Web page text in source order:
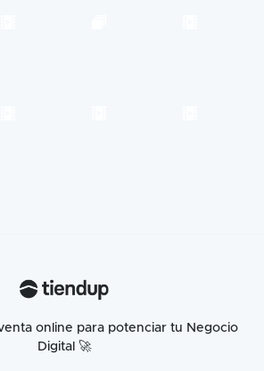
online para potenciar tu Negocio
Digital 🚀